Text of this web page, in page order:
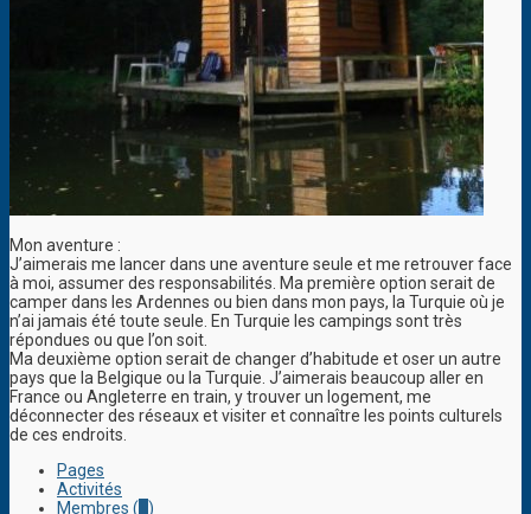
Mon aventure :
J’aimerais me lancer dans une aventure seule et me retrouver face
à moi, assumer des responsabilités. Ma première option serait de
camper dans les Ardennes ou bien dans mon pays, la Turquie où je
n’ai jamais été toute seule. En Turquie les campings sont très
répondues ou que l’on soit.
Ma deuxième option serait de changer d’habitude et oser un autre
pays que la Belgique ou la Turquie. J’aimerais beaucoup aller en
France ou Angleterre en train, y trouver un logement, me
déconnecter des réseaux et visiter et connaître les points culturels
de ces endroits.
Pages
Activités
Membres ( )